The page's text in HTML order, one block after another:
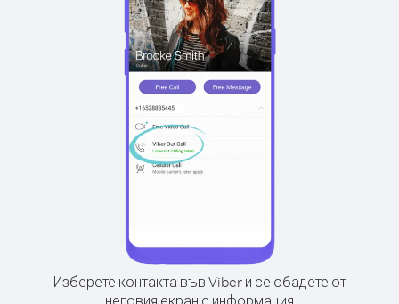
Изберете контакта във Viber и се обадете от
неговия екран с информация